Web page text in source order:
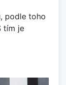
podle toho
tím je